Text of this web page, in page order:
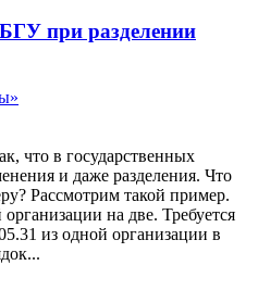
при разделении
что в государственных
и даже разделения. Что
Рассмотрим такой пример.
на две. Требуется
из одной организации в